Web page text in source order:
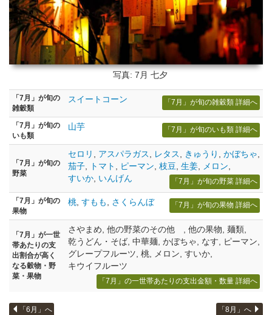
写真: 7月 七夕
「7月」が旬の
雑穀類
スイートコーン 「7月」が旬の雑穀類 詳細へ
「7月」が旬の
いも類
山芋 「7月」が旬のいも類 詳細へ
「7月」が旬の
野菜
セロリ アスパラガス レタス きゅうり かぼちゃ
茄子
トマト ピーマン 枝豆 生姜 メロン
すいか いんげん 「7月」が旬の野菜 詳細へ
「7月」が旬の
果物
桃 すもも さくらんぼ 「7月」が旬の果物 詳細へ
「7月」が一世
帯あたりの支
出割合が高く
なる穀物・野
菜・果物
さやまめ 他の野菜のその他 他の果物 麺類
乾うどん・そば 中華麺 かぼちゃ なす ピーマン
グレープフルーツ 桃 メロン すいか
キウイフルーツ
「7月」の一世帯あたりの支出金額・数量 詳細へ
「6月」へ 「8月」へ